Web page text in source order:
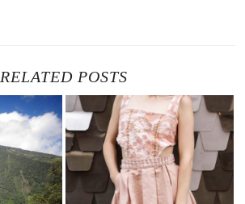
RELATED POSTS